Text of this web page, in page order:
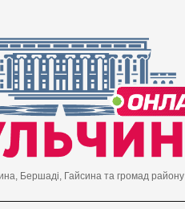
Бершаді, Гайсина та громад району